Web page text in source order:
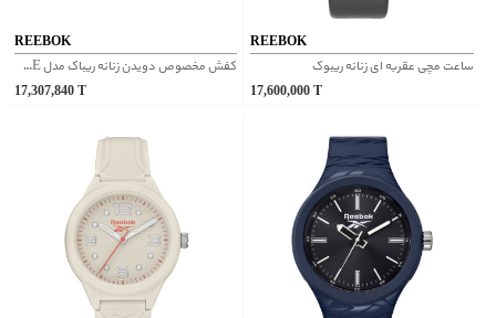
REEBOK
کفش مخصوص دویدن زنانه ریباک مدل GLIDE RIPPLE کد GV7047
17,307,840
REEBOK
ساعت مچی عقربه ای زنانه ریبوک
17,600,000